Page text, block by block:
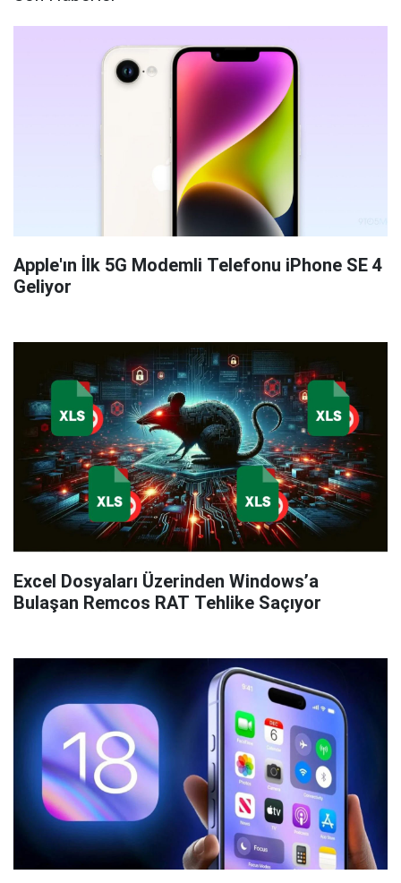
Apple'ın İlk 5G Modemli Telefonu iPhone SE 4
Geliyor
Excel Dosyaları Üzerinden Windows’a
Bulaşan Remcos RAT Tehlike Saçıyor